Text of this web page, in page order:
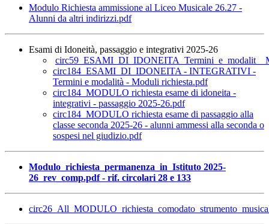
Modulo Richiesta ammissione al Liceo Musicale 26.27 -
Alunni da altri indirizzi.pdf
Esami di Idoneità, passaggio e integrativi 2025-26
circ184_ESAMI_DI_IDONEITA - INTEGRATIVI -
Termini e modalità - Moduli richiesta.pdf
circ184_MODULO richiesta esame di idoneita -
integrativi - passaggio 2025-26.pdf
circ184_MODULO richiesta esame di passaggio alla
classe seconda 2025-26 - alunni ammessi alla seconda o
sospesi nel giudizio.pdf
Modulo_richiesta_permanenza_in_Istituto 2025-
26_rev_comp.pdf - rif. circolari 28 e 133